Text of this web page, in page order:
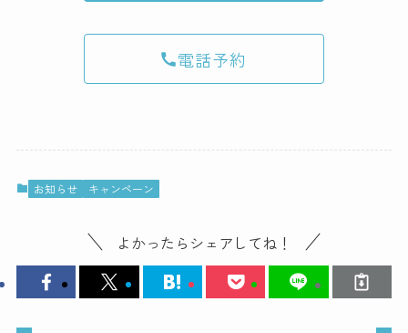
電話予約
お知らせ キャンペーン
よかったらシェアしてね！